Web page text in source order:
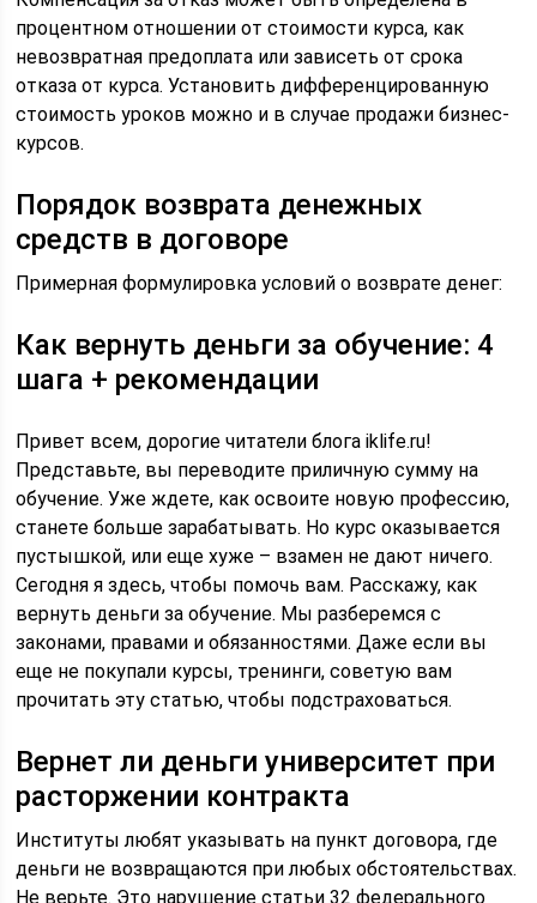
процентном отношении от стоимости курса, как
невозвратная предоплата или зависеть от срока
отказа от курса. Установить дифференцированную
стоимость уроков можно и в случае продажи бизнес-
курсов.
Порядок возврата денежных
средств в договоре
Примерная формулировка условий о возврате денег:
Как вернуть деньги за обучение: 4
шага + рекомендации
Привет всем, дорогие читатели блога iklife.ru!
Представьте, вы переводите приличную сумму на
обучение. Уже ждете, как освоите новую профессию,
станете больше зарабатывать. Но курс оказывается
пустышкой, или еще хуже – взамен не дают ничего.
Сегодня я здесь, чтобы помочь вам. Расскажу, как
вернуть деньги за обучение. Мы разберемся с
законами, правами и обязанностями. Даже если вы
еще не покупали курсы, тренинги, советую вам
прочитать эту статью, чтобы подстраховаться.
Вернет ли деньги университет при
расторжении контракта
Институты любят указывать на пункт договора, где
деньги не возвращаются при любых обстоятельствах.
Не верьте. Это нарушение статьи 32 федерального